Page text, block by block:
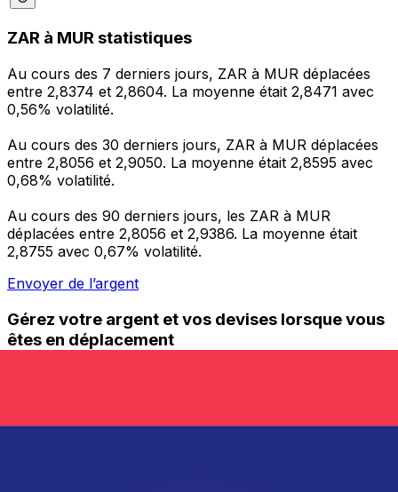
ZAR à MUR statistiques
Au cours des 7 derniers jours, ZAR à MUR déplacées
entre 2,8374 et 2,8604. La moyenne était 2,8471 avec
0,56% volatilité.
Au cours des 30 derniers jours, ZAR à MUR déplacées
entre 2,8056 et 2,9050. La moyenne était 2,8595 avec
0,68% volatilité.
Au cours des 90 derniers jours, les ZAR à MUR
déplacées entre 2,8056 et 2,9386. La moyenne était
2,8755 avec 0,67% volatilité.
Envoyer de l’argent
Gérez votre argent et vos devises lorsque vous
êtes en déplacement
programmez des alertes de taux et transférez de